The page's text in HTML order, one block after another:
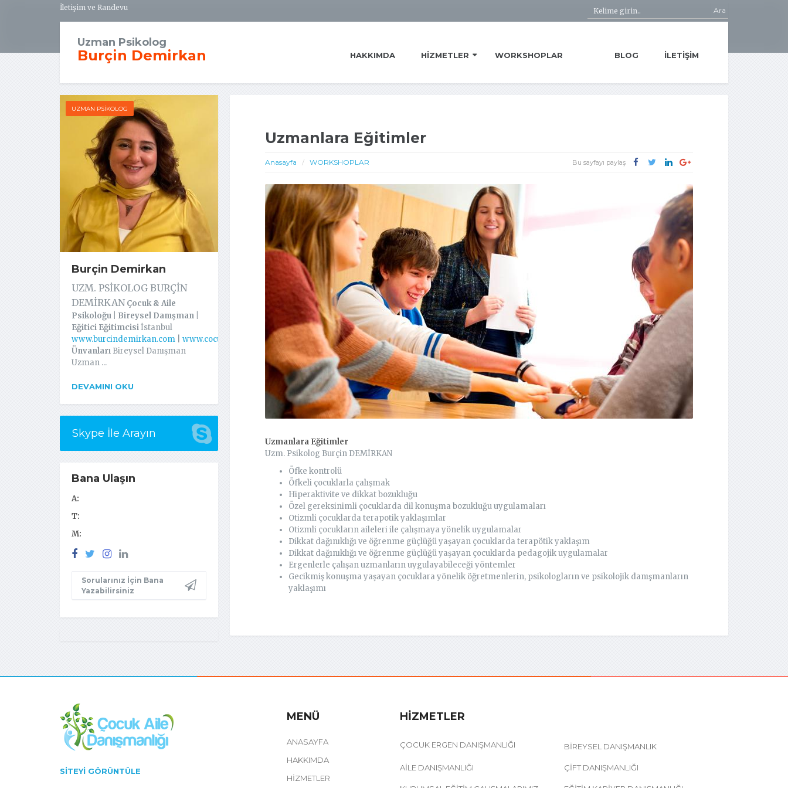
İletişim ve Randevu Ara
Uzman Psikolog
Burçin Demirkan HAKKIMDA HIZMETLER WORKSHOPLAR BLOG İLETIŞIM
Uzmanlara Eğitimler
Anasayfa WORKSHOPLAR Bu sayfayı paylaş
Uzmanlara Eğitimler
Uzm. Psikolog Burçin DEMİRKAN
Öfke kontrolü
Öfkeli çocuklarla çalışmak
Hiperaktivite ve dikkat bozukluğu
Özel gereksinimli çocuklarda dil konuşma bozukluğu uygulamaları
Otizmli çocuklarda terapotik yaklaşımlar
Otizmli çocukların aileleri ile çalışmaya yönelik uygulamalar
Dikkat dağınıklığı ve öğrenme güçlüğü yaşayan çocuklarda terapötik yaklaşım
Dikkat dağınıklığı ve öğrenme güçlüğü yaşayan çocuklarda pedagojik uygulamalar
Ergenlerle çalışan uzmanların uygulayabileceği yöntemler
Gecikmiş konuşma yaşayan çocuklara yönelik öğretmenlerin, psikologların ve psikolojik danışmanların
yaklaşımı
UZMAN PSIKOLOG
Burçin Demirkan
UZM. PSİKOLOG BURÇİN
DEMİRKAN Çocuk & Aile
Psikoloğu | Bireysel Danışman |
Eğitici Eğitimcisiİstanbul
www.burcindemirkan.com
www.cocukailedanismanligi.comburcindemirkan@gmail.com
Ünvanları Bireysel Danışman
Uzman ...
DEVAMINI OKU
Skype İle Arayın
Bana Ulaşın
A:
T:
M:
Sorularınız İçin Bana
Yazabilirsiniz
SITEYI GÖRÜNTÜLE
MENÜ
ANASAYFA
HAKKIMDA
HIZMETLER
HIZMETLER
ÇOCUK ERGEN DANIŞMANLIĞI BIREYSEL DANIŞMANLIK
AILE DANIŞMANLIĞI ÇIFT DANIŞMANLIĞI